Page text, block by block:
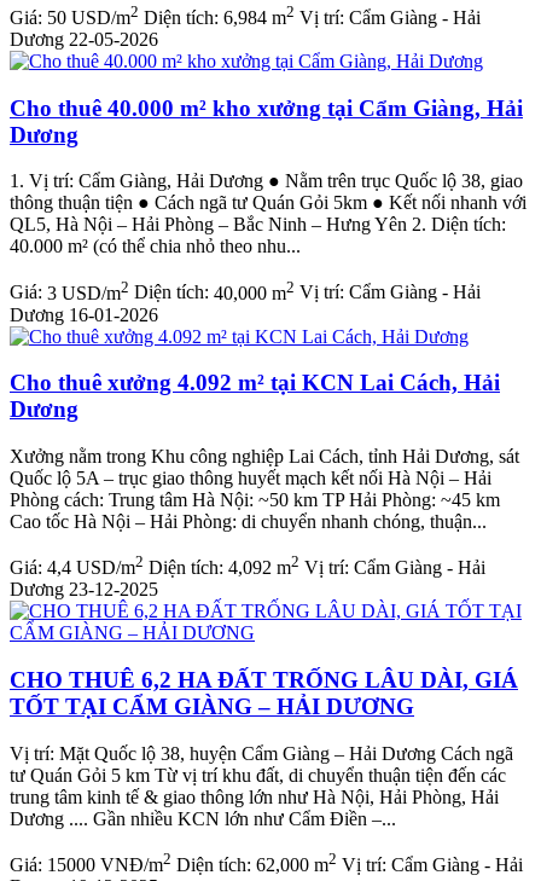
Giá: 50 USD/m2 Diện tích: 6,984 m2 Vị trí: Cẩm Giàng - Hải
Dương 22-05-2026
Cho thuê 40.000 m² kho xưởng tại Cẩm Giàng, Hải
Dương
1. Vị trí: Cẩm Giàng, Hải Dương ● Nằm trên trục Quốc lộ 38, giao
thông thuận tiện ● Cách ngã tư Quán Gỏi 5km ● Kết nối nhanh với
QL5, Hà Nội – Hải Phòng – Bắc Ninh – Hưng Yên 2. Diện tích:
40.000 m² (có thể chia nhỏ theo nhu...
Giá: 3 USD/m2 Diện tích: 40,000 m2 Vị trí: Cẩm Giàng - Hải
Dương 16-01-2026
Cho thuê xưởng 4.092 m² tại KCN Lai Cách, Hải
Dương
Xưởng nằm trong Khu công nghiệp Lai Cách, tỉnh Hải Dương, sát
Quốc lộ 5A – trục giao thông huyết mạch kết nối Hà Nội – Hải
Phòng cách: Trung tâm Hà Nội: ~50 km TP Hải Phòng: ~45 km
Cao tốc Hà Nội – Hải Phòng: di chuyển nhanh chóng, thuận...
Giá: 4,4 USD/m2 Diện tích: 4,092 m2 Vị trí: Cẩm Giàng - Hải
Dương 23-12-2025
CHO THUÊ 6,2 HA ĐẤT TRỐNG LÂU DÀI, GIÁ
TỐT TẠI CẨM GIÀNG – HẢI DƯƠNG
Vị trí: Mặt Quốc lộ 38, huyện Cẩm Giàng – Hải Dương Cách ngã
tư Quán Gỏi 5 km Từ vị trí khu đất, di chuyển thuận tiện đến các
trung tâm kinh tế & giao thông lớn như Hà Nội, Hải Phòng, Hải
Dương .... Gần nhiều KCN lớn như Cẩm Điền –...
Giá: 15000 VNĐ/m2 Diện tích: 62,000 m2 Vị trí: Cẩm Giàng - Hải